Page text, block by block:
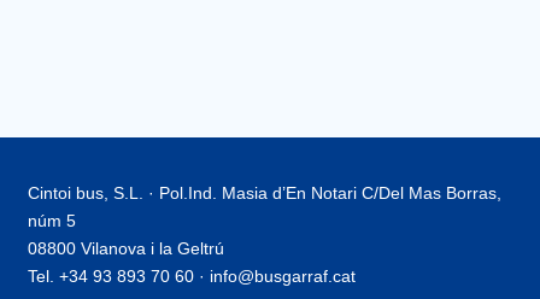
Cintoi bus, S.L. · Pol.Ind. Masia d’En Notari C/Del Mas Borras,
núm 5
08800 Vilanova i la Geltrú
Tel. +34 93 893 70 60 · info@busgarraf.cat